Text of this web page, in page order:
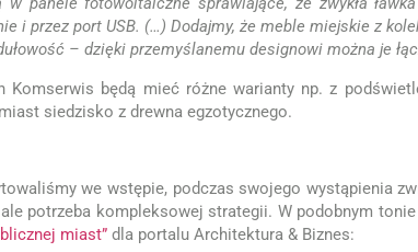
i przez port USB. (…) Dodajmy, że meble miejskie z
– dzięki przemyślanemu designowi można je
Komserwis będą mieć różne warianty np. z
siedzisko z drewna egzotycznego.
we wstępie, podczas swojego wystąpienia
potrzeba kompleksowej strategii. W podobnym
miast” dla portalu Architektura & Biznes: